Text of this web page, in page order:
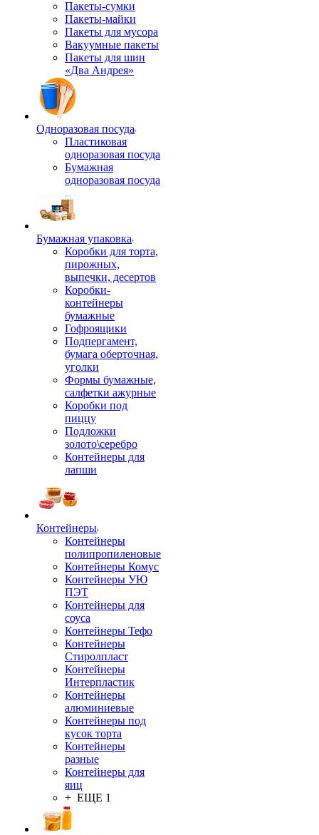
Пакеты-сумки
Пакеты-майки
Пакеты для мусора
Вакуумные пакеты
Пакеты для шин
«Два Андрея»
Одноразовая посуда
Пластиковая
одноразовая посуда
Бумажная
одноразовая посуда
Бумажная упаковка
Коробки для торта,
пирожных,
выпечки, десертов
Коробки-
контейнеры
бумажные
Гофроящики
Подпергамент,
бумага оберточная,
уголки
Формы бумажные,
салфетки ажурные
Коробки под
пиццу
Подложки
золото\серебро
Контейнеры для
лапши
Контейнеры
Контейнеры
полипропиленовые
Контейнеры Комус
Контейнеры УЮ
ПЭТ
Контейнеры для
соуса
Контейнеры Тефо
Контейнеры
Стиролпласт
Контейнеры
Интерпластик
Контейнеры
алюминиевые
Контейнеры под
кусок торта
Контейнеры
разные
Контейнеры для
яиц
+ ЕЩЕ 1